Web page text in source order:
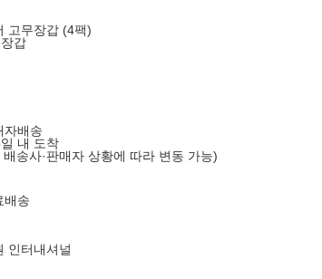
고무장갑 (4팩)
갑
자배송
내 도착
배송사·판매자 상황에 따라 변동 가능)
배송
인터내셔널